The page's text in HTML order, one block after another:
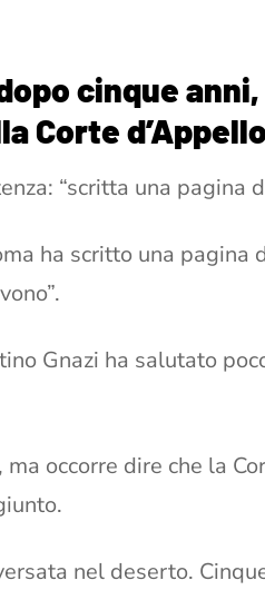
cinque
Corte
“scritta una pagina
ha scritto una pagina
Gnazi ha salutato
occorre dire che la
nel deserto.